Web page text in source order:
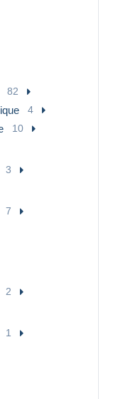
82
4
10
3
7
2
1